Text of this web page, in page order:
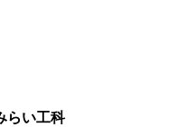
らい工科